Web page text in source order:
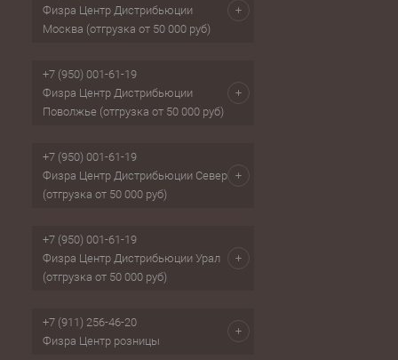
Физра Центр Дистрибьюции
Москва (отгрузка от 50 000 руб)
+7 (950) 001-61-19
Физра Центр Дистрибьюции
Поволжье (отгрузка от 50 000 руб)
+7 (950) 001-61-19
Физра Центр Дистрибьюции Север
(отгрузка от 50 000 руб)
+7 (950) 001-61-19
Физра Центр Дистрибьюции Урал
(отгрузка от 50 000 руб)
+7 (911) 256-46-20
Физра Центр розницы